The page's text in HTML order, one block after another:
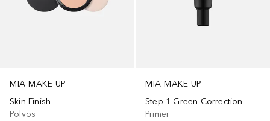
MIA MAKE UP
Skin Finish
Polvos
MIA MAKE UP
Step 1 Green Correction
Primer